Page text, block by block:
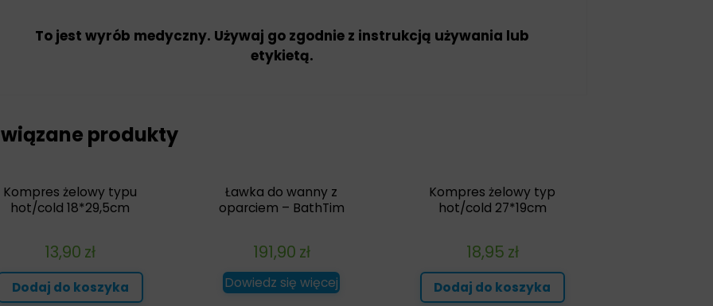
To jest wyrób medyczny. Używaj go zgodnie z instrukcją używania lub
etykietą.
produkty
Kompres żelowy typu
hot/cold 18*29,5cm
13,90 zł
Dodaj do koszyka
Ławka do wanny z
oparciem – BathTim
191,90 zł
Dowiedz się więcej
Kompres żelowy typ
hot/cold 27*19cm
18,95 zł
Dodaj do koszyka